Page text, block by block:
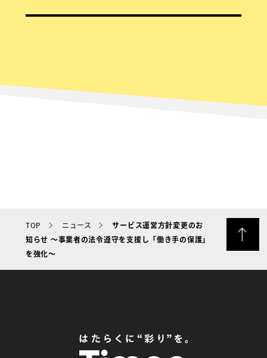
TOP ニュース
サービス運営方針変更のお
知らせ 〜事業者の法令遵守を支援し「働き手の保護」
を強化〜